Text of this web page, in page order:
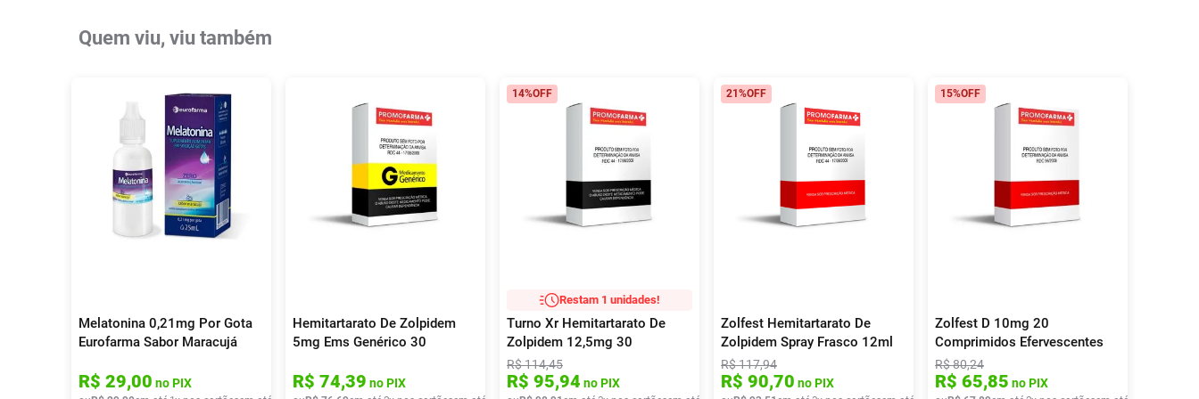
Quem viu, viu também
Melatonina 0,21mg Por Gota
Eurofarma Sabor Maracujá
R$ 29,00 no PIX
Hemitartarato De Zolpidem
5mg Ems Genérico 30
R$ 74,39 no PIX
14%OFF
Restam 1 unidades!
Turno Xr Hemitartarato De
Zolpidem 12,5mg 30
Comprimidos
R$114,45
R$ 95,94 no PIX
21%OFF
Zolfest Hemitartarato De
Zolpidem Spray Frasco 12ml
R$117,94
R$ 90,70 no PIX
15%OFF
Zolfest D 10mg 20
Comprimidos Efervescentes
R$80,24
R$ 65,85 no PIX